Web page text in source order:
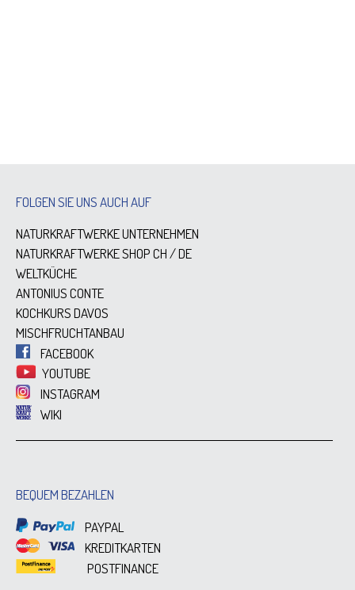
FOLGEN SIE UNS AUCH AUF
NATURKRAFTWERKE UNTERNEHMEN
NATURKRAFTWERKE SHOPCH/DE
WELTKÜCHE
ANTONIUS CONTE
KOCHKURS DAVOS
MISCHFRUCHTANBAU
FACEBOOK
YOUTUBE
INSTAGRAM
WIKI
BEQUEM BEZAHLEN
PAYPAL
KREDITKARTEN
POSTFINANCE